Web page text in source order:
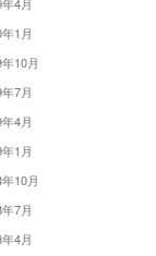
1月
10月
7月
4月
1月
10月
7月
4月